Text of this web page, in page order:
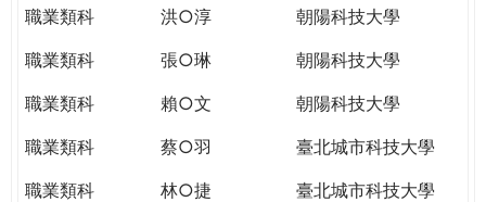
職業類科
洪○淳
朝陽科技大學
職業類科
張○琳
朝陽科技大學
職業類科
賴○文
朝陽科技大學
職業類科
蔡○羽
臺北城市科技大學
職業類科
林○捷
臺北城市科技大學